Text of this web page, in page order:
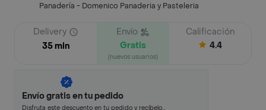
Panadería - Domenico Panaderia y Pasteleria
Delivery
35 min
Envío
Gratis
(nuevos usuarios)
Calificación
4.4
Envío gratis en tu pedido
Disfruta este descuento en tu pedido y recíbelo